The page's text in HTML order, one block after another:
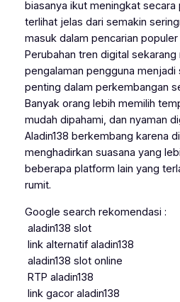
biasanya ikut meningkat secara
terlihat jelas dari semakin
masuk dalam pencarian
Perubahan tren digital
pengalaman pengguna menjadi
penting dalam perkembangan
Banyak orang lebih memilih
mudah dipahami, dan nyaman
Aladin138 berkembang karena
menghadirkan suasana yang
beberapa platform lain yang
rumit.
Google search rekomendasi :
aladin138 slot
link alternatif aladin138
aladin138 slot online
RTP aladin138
link gacor aladin138